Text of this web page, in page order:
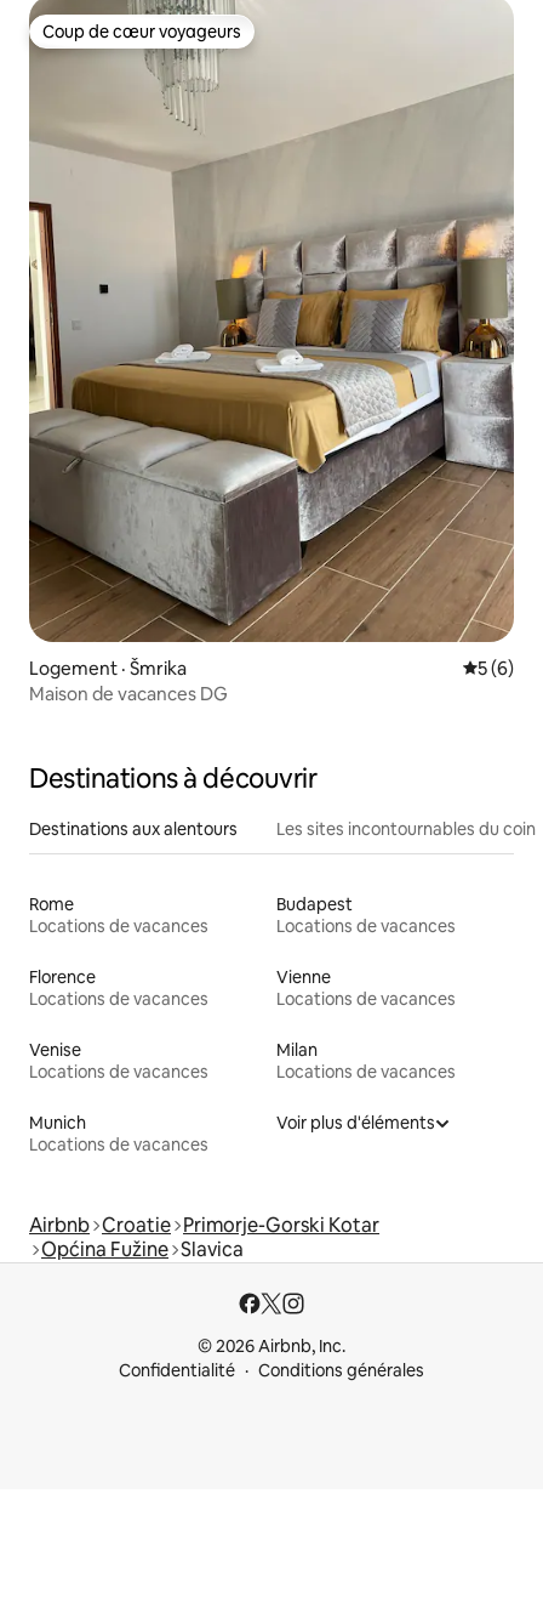
Coup de cœur voyageurs
Coup de cœur voyageurs
Logement · Šmrika Note
5 (6)
Maison de vacances DG
Destinations à découvrir
Destinations aux alentours Les sites incontournables du coin
Rome
Locations de vacances
Budapest
Locations de vacances
Florence
Locations de vacances
Vienne
Locations de vacances
Venise
Locations de vacances
Milan
Locations de vacances
Munich
Locations de vacances
Voir plus d'éléments
Airbnb Croatie Primorje-Gorski Kotar
Općina Fužine Slavica
© 2026 Airbnb, Inc.
Confidentialité
Conditions générales